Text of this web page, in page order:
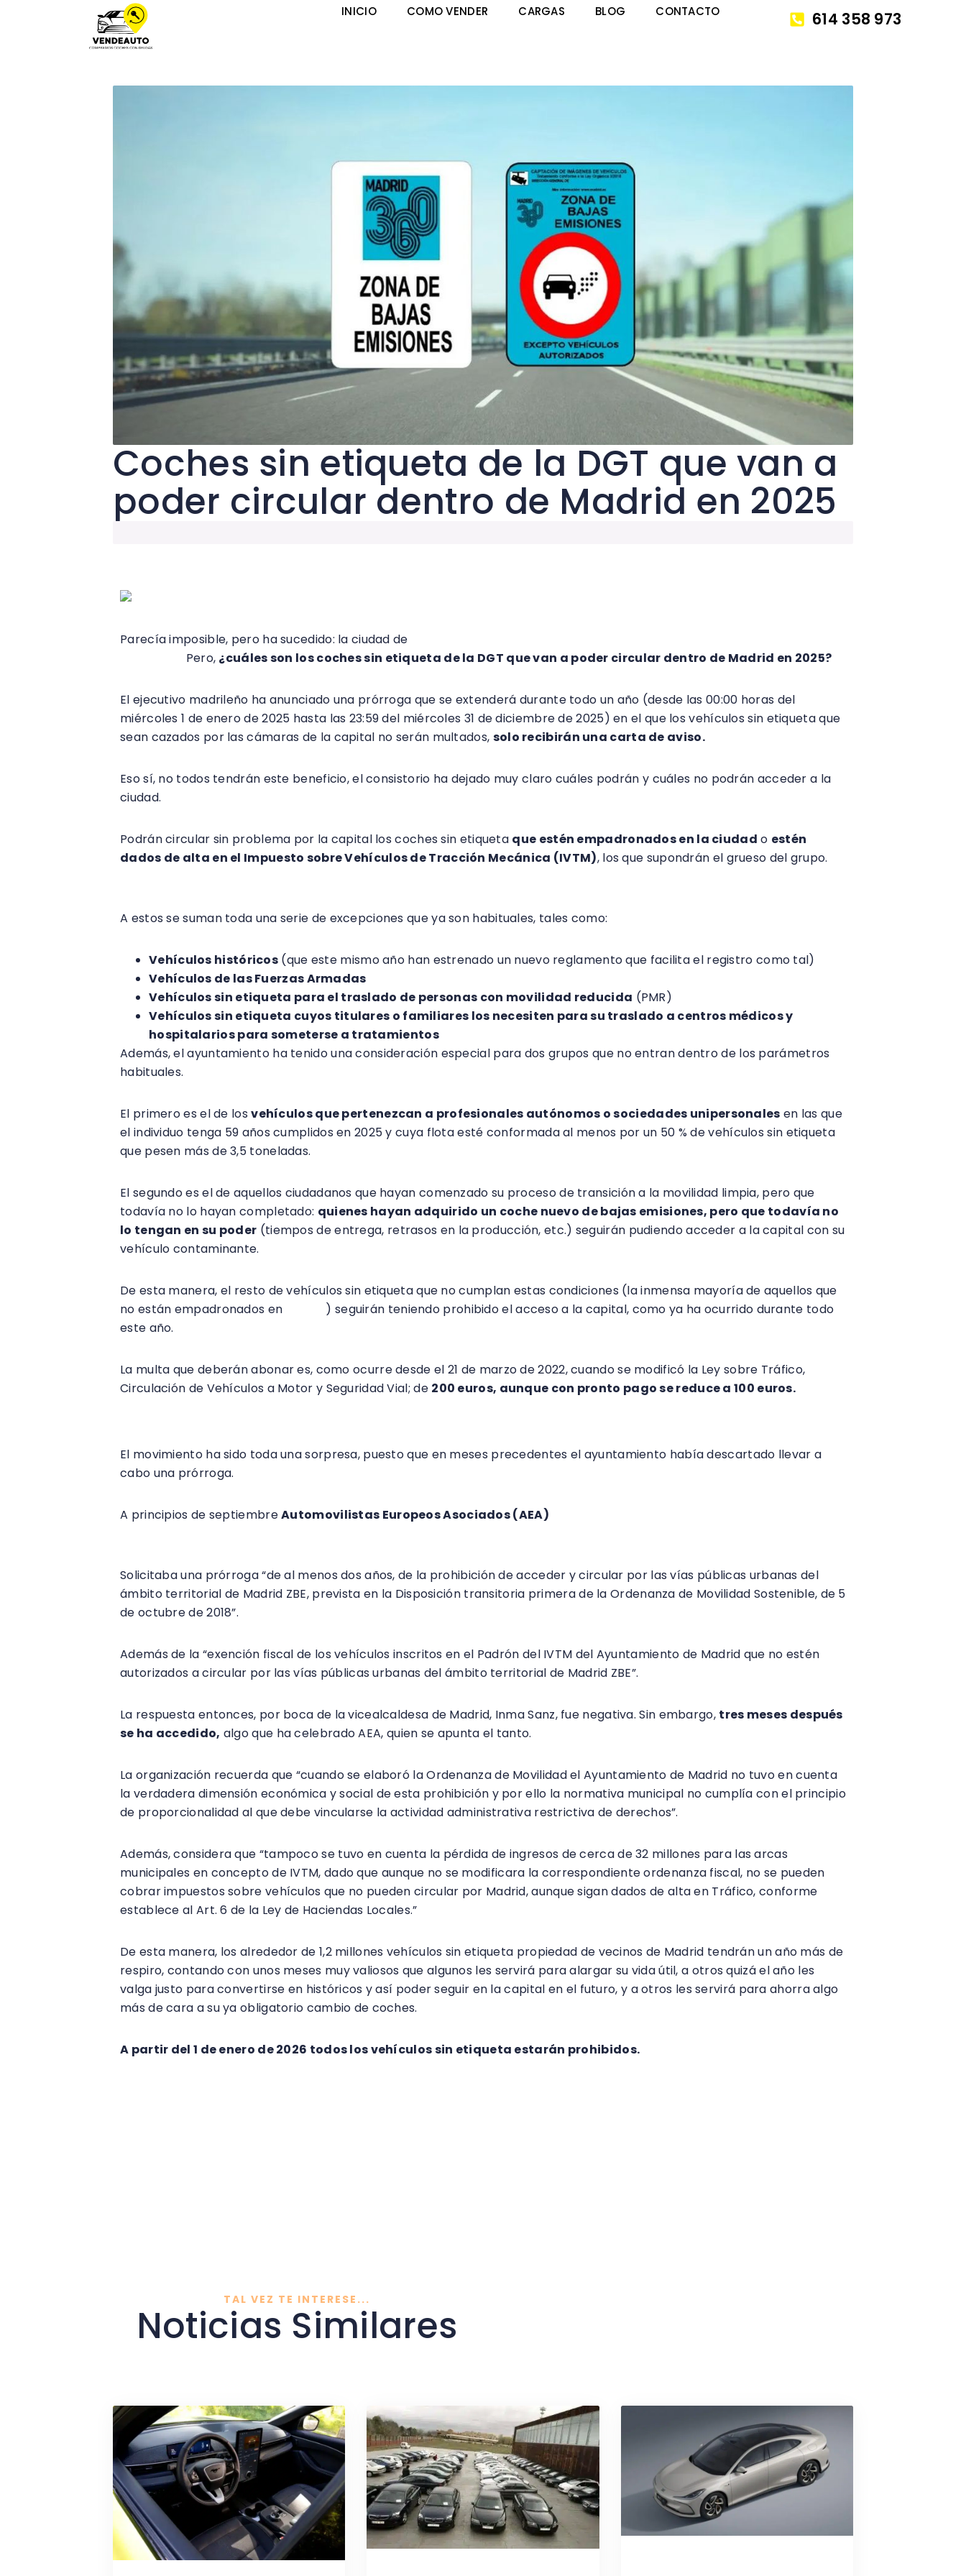
INICIO COMO VENDER CARGAS BLOG CONTACTO 614 358 973
Coches sin etiqueta de la DGT que van a
poder circular dentro de Madrid en 2025
Parecía imposible, pero ha sucedido: la ciudad de
Pero, ¿cuáles son los coches sin etiqueta de la DGT que van a poder circular dentro de Madrid en 2025?
El ejecutivo madrileño ha anunciado una prórroga que se extenderá durante todo un año (desde las 00:00 horas del
miércoles 1 de enero de 2025 hasta las 23:59 del miércoles 31 de diciembre de 2025) en el que los vehículos sin etiqueta que
sean cazados por las cámaras de la capital no serán multados, solo recibirán una carta de aviso.
Eso sí, no todos tendrán este beneficio, el consistorio ha dejado muy claro cuáles podrán y cuáles no podrán acceder a la
ciudad.
Podrán circular sin problema por la capital los coches sin etiqueta que estén empadronados en la ciudad o estén
dados de alta en el Impuesto sobre Vehículos de Tracción Mecánica (IVTM), los que supondrán el grueso del grupo.
A estos se suman toda una serie de excepciones que ya son habituales, tales como:
Vehículos históricos (que este mismo año han estrenado un nuevo reglamento que facilita el registro como tal)
Vehículos de las Fuerzas Armadas
Vehículos sin etiqueta para el traslado de personas con movilidad reducida (PMR)
Vehículos sin etiqueta cuyos titulares o familiares los necesiten para su traslado a centros médicos y
hospitalarios para someterse a tratamientos
Además, el ayuntamiento ha tenido una consideración especial para dos grupos que no entran dentro de los parámetros
habituales.
El primero es el de losvehículos que pertenezcan a profesionales autónomos o sociedades unipersonales en las que
el individuo tenga 59 años cumplidos en 2025 y cuya flota esté conformada al menos por un 50 % de vehículos sin etiqueta
que pesen más de 3,5 toneladas.
El segundo es el de aquellos ciudadanos que hayan comenzado su proceso de transición a la movilidad limpia, pero que
todavía no lo hayan completado: quienes hayan adquirido un coche nuevo de bajas emisiones, pero que todavía no
lo tengan en su poder (tiempos de entrega, retrasos en la producción, etc.) seguirán pudiendo acceder a la capital con su
vehículo contaminante.
De esta manera, el resto de vehículos sin etiqueta que no cumplan estas condiciones (la inmensa mayoría de aquellos que
no están empadronados en
) seguirán teniendo prohibido el acceso a la capital, como ya ha ocurrido durante todo
este año.
La multa que deberán abonar es, como ocurre desde el 21 de marzo de 2022, cuando se modificó la Ley sobre Tráfico,
Circulación de Vehículos a Motor y Seguridad Vial; de 200 euros, aunque con pronto pago se reduce a 100 euros.
El movimiento ha sido toda una sorpresa, puesto que en meses precedentes el ayuntamiento había descartado llevar a
cabo una prórroga.
A principios de septiembreAutomovilistas Europeos Asociados (AEA)
Solicitaba una prórroga “de al menos dos años, de la prohibición de acceder y circular por las vías públicas urbanas del
ámbito territorial de Madrid ZBE, prevista en la Disposición transitoria primera de la Ordenanza de Movilidad Sostenible, de 5
de octubre de 2018”.
Además de la “exención fiscal de los vehículos inscritos en el Padrón del IVTM del Ayuntamiento de Madrid que no estén
autorizados a circular por las vías públicas urbanas del ámbito territorial de Madrid ZBE”.
La respuesta entonces, por boca de la vicealcaldesa de Madrid, Inma Sanz, fue negativa. Sin embargo, tres meses después
se ha accedido, algo que ha celebrado AEA, quien se apunta el tanto.
La organización recuerda que “cuando se elaboró la Ordenanza de Movilidad el Ayuntamiento de Madrid no tuvo en cuenta
la verdadera dimensión económica y social de esta prohibición y por ello la normativa municipal no cumplía con el principio
de proporcionalidad al que debe vincularse la actividad administrativa restrictiva de derechos”.
Además, considera que “tampoco se tuvo en cuenta la pérdida de ingresos de cerca de 32 millones para las arcas
municipales en concepto de IVTM, dado que aunque no se modificara la correspondiente ordenanza fiscal, no se pueden
cobrar impuestos sobre vehículos que no pueden circular por Madrid, aunque sigan dados de alta en Tráfico, conforme
establece al Art. 6 de la Ley de Haciendas Locales.”
De esta manera, los alrededor de 1,2 millones vehículos sin etiqueta propiedad de vecinos de Madrid tendrán un año más de
respiro, contando con unos meses muy valiosos que algunos les servirá para alargar su vida útil, a otros quizá el año les
valga justo para convertirse en históricos y así poder seguir en la capital en el futuro, y a otros les servirá para ahorra algo
más de cara a su ya obligatorio cambio de coches.
A partir del 1 de enero de 2026 todos los vehículos sin etiqueta estarán prohibidos.
TAL VEZ TE INTERESE...
Noticias Similares